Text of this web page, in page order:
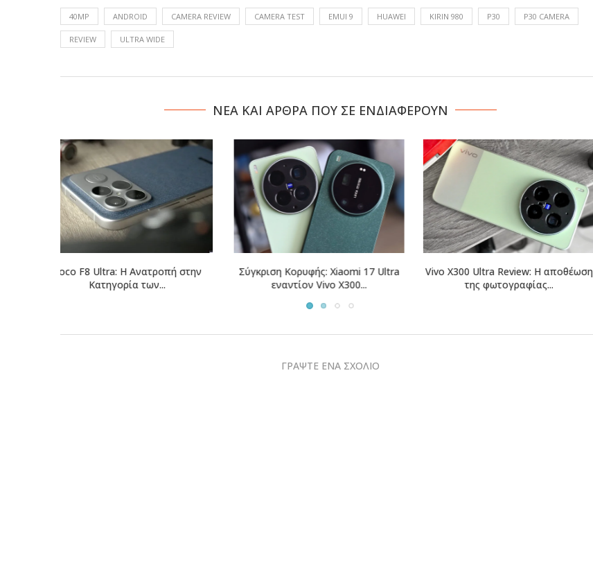
40MP ANDROID CAMERA REVIEW CAMERA TEST EMUI 9 HUAWEI KIRIN 980 P30 P30 CAMERA
REVIEW ULTRA WIDE
NΕΑ ΚΑΙ ΑΡΘΡΑ ΠΟΥ ΣΕ ΕΝΔΙΑΦΕΡΟΥΝ
Σύγκριση Κορυφής: Xiaomi 17 Ultra
εναντίον Vivo X300...
Vivo X300 Ultra Review: Η αποθέωση
της φωτογραφίας...
Oppo Reno 16 Pro Review: Όταν οι
κορυφαίες...
ΓΡΑΨΤΕ ΕΝΑ ΣΧΟΛΙΟ